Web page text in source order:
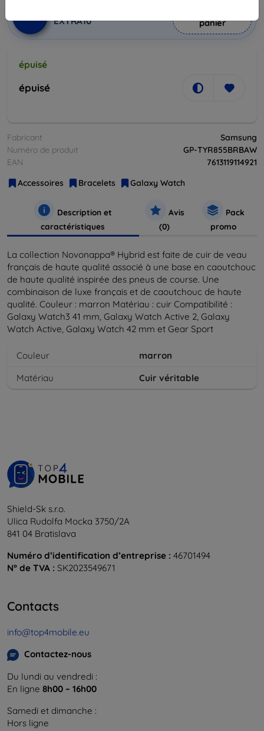
EXTRA10
panier
épuisé
épuisé
Fabricant
Samsung
Numéro de produit
GP-TYR855BRBAW
EAN
7613119114921
Accessoires
Bracelets Galaxy Watch
Description et
caractéristiques
Avis
(0)
Pack
promo
La collection Novonappa® Hybrid est faite de cuir de veau
français de haute qualité associé à une base en caoutchouc
de haute qualité inspirée des pneus de course. Une
combinaison de luxe français et de caoutchouc de haute
qualité. Couleur : marron Matériau : cuir Compatibilité :
Galaxy Watch3 41 mm, Galaxy Watch Active 2, Galaxy
Watch Active, Galaxy Watch 42 mm et Gear Sport
Couleur
marron
Matériau
Cuir véritable
Shield-Sk s.r.o.
Ulica Rudolfa Mocka 3750/2A
841 04 Bratislava
Numéro d’identification d’entreprise : 46701494
N° de TVA : SK2023549671
Contacts
info@top4mobile.eu
Contactez-nous
Du lundi au vendredi :
En ligne 8h00 – 16h00
Samedi et dimanche :
Hors ligne